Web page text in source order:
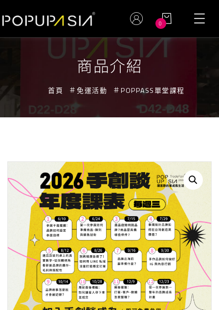
0
商品介紹
首頁 免運活動 POPPASS單堂課程